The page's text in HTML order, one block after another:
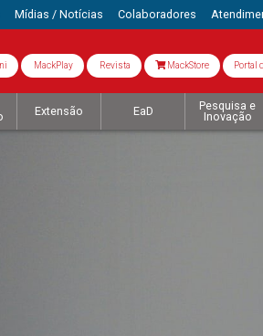
Mídias / Notícias Colaboradores
MackPlay Revista MackStore Portal
Extensão EaD
Pesquisa e
Inovação